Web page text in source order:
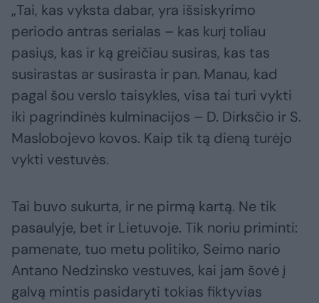
„Tai, kas vyksta dabar, yra išsiskyrimo
periodo antras serialas – kas kurį toliau
pasiųs, kas ir ką greičiau susiras, kas tas
susirastas ar susirasta ir pan. Manau, kad
pagal šou verslo taisykles, visa tai turi vykti
iki pagrindinės kulminacijos – D. Dirksčio ir S.
Maslobojevo kovos. Kaip tik tą dieną turėjo
vykti vestuvės.
Tai buvo sukurta, ir ne pirmą kartą. Ne tik
pasaulyje, bet ir Lietuvoje. Tik noriu priminti:
pamenate, tuo metu politiko, Seimo nario
Antano Nedzinsko vestuves, kai jam šovė į
galvą mintis pasidaryti tokias fiktyvias